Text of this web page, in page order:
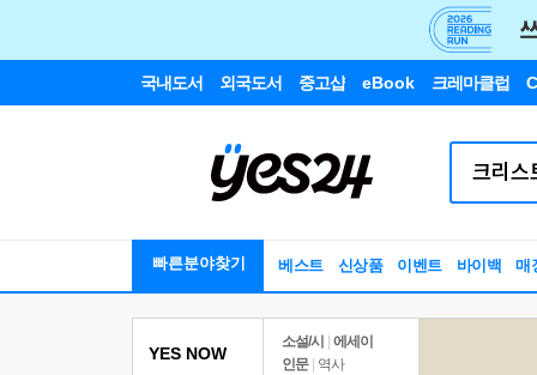
국내도서 외국도서 중고샵 eBook 크레마클럽
빠른분야찾기 베스트 신상품 이벤트 바이백 매
YES NOW
소설/시
에세이
인문
역사